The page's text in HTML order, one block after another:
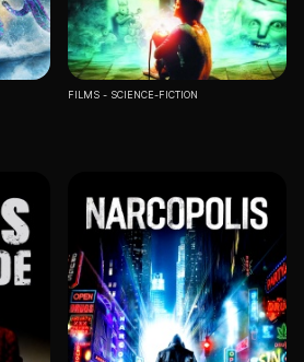
FILMS SCIENCE-FICTION